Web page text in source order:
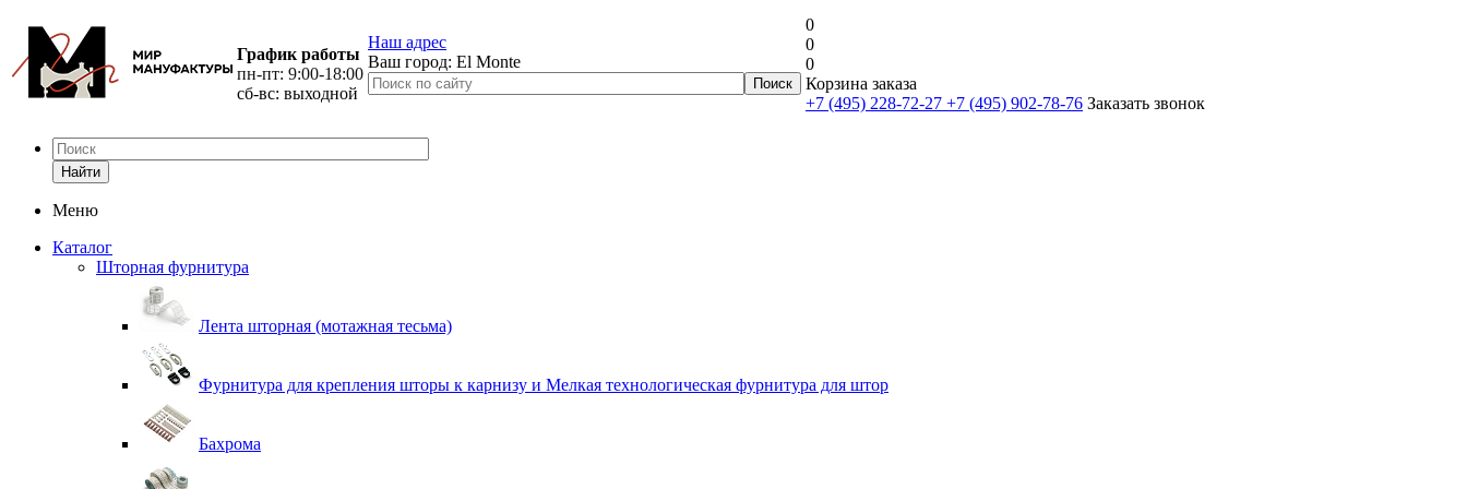
График работы
пн-пт: 9:00-18:00
сб-вс: выходной
Наш адрес
Ваш город: El Monte
0
0
0
Корзина заказа
+7 (495) 228-72-27 +7 (495) 902-78-76 Заказать звонок
Найти
Меню
Каталог
Шторная фурнитура
Лента шторная (мотажная тесьма)
Фурнитура для крепления шторы к карнизу и Мелкая технологическая фурнитура для штор
Бахрома